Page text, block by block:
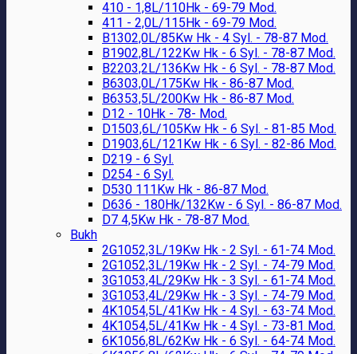
410 - 1,8L/110Hk - 69-79 Mod.
411 - 2,0L/115Hk - 69-79 Mod.
B1302,0L/85Kw Hk - 4 Syl. - 78-87 Mod.
B1902,8L/122Kw Hk - 6 Syl. - 78-87 Mod.
B2203,2L/136Kw Hk - 6 Syl. - 78-87 Mod.
B6303,0L/175Kw Hk - 86-87 Mod.
B6353,5L/200Kw Hk - 86-87 Mod.
D12 - 10Hk - 78- Mod.
D1503,6L/105Kw Hk - 6 Syl. - 81-85 Mod.
D1903,6L/121Kw Hk - 6 Syl. - 82-86 Mod.
D219 - 6 Syl.
D254 - 6 Syl.
D530 111Kw Hk - 86-87 Mod.
D636 - 180Hk/132Kw - 6 Syl. - 86-87 Mod.
D7 4,5Kw Hk - 78-87 Mod.
Bukh
2G1052,3L/19Kw Hk - 2 Syl. - 61-74 Mod.
2G1052,3L/19Kw Hk - 2 Syl. - 74-79 Mod.
3G1053,4L/29Kw Hk - 3 Syl. - 61-74 Mod.
3G1053,4L/29Kw Hk - 3 Syl. - 74-79 Mod.
4K1054,5L/41Kw Hk - 4 Syl. - 63-74 Mod.
4K1054,5L/41Kw Hk - 4 Syl. - 73-81 Mod.
6K1056,8L/62Kw Hk - 6 Syl. - 64-74 Mod.